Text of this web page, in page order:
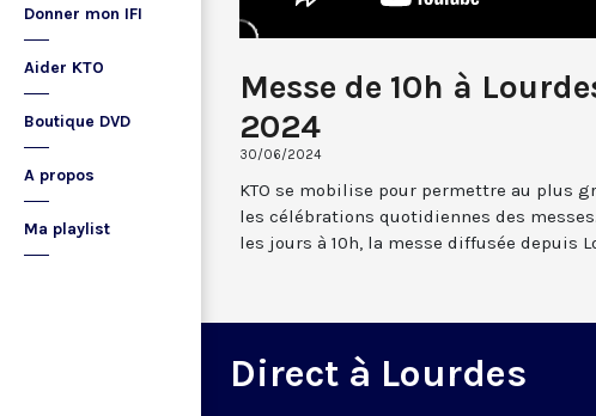
Donner mon IFI
Aider KTO
Boutique DVD
A propos
Ma playlist
Messe de 10h à
2024
30/06/2024
KTO se mobilise pour permettre au plus
les célébrations quotidiennes des
les jours à 10h, la messe diffusée depuis
Direct à Lourdes